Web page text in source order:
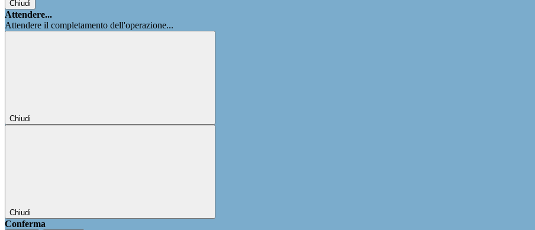
Chiudi
Attendere...
Attendere il completamento dell'operazione...
Chiudi
Chiudi
Conferma